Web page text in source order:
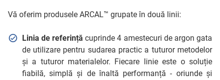
Vă oferim produsele ARCAL™ grupate în două linii:
Linia de referință cuprinde 4 amestecuri de argon gata
de utilizare pentru sudarea practic a tuturor metodelor
și a tuturor materialelor. Fiecare linie este o soluție
fiabilă, simplă și de înaltă performanță - oriunde și